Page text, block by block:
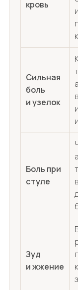
кровь
Сильная
боль
и узелок
Боль при
стуле
Зуд
и жжение